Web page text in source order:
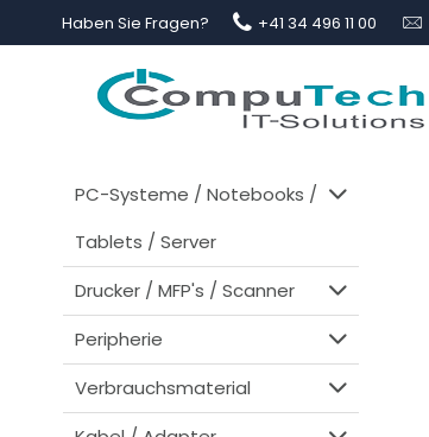
Haben Sie Fragen? +41 34 496 11 00
PC-Systeme / Notebooks /
Tablets / Server
Drucker / MFP's / Scanner
Peripherie
Verbrauchsmaterial